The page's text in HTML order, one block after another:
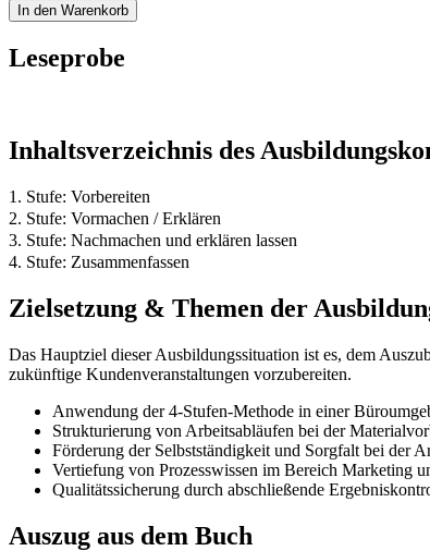
In den Warenkorb
Leseprobe
Inhaltsverzeichnis des
1. Stufe: Vorbereiten
2. Stufe: Vormachen / Erklären
3. Stufe: Nachmachen und erklären lassen
4. Stufe: Zusammenfassen
Zielsetzung & Themen der
Das Hauptziel dieser Ausbildungssituation ist es, dem
zukünftige Kundenveranstaltungen vorzubereiten.
Anwendung der 4-Stufen-Methode in einer
Strukturierung von Arbeitsabläufen bei der
Förderung der Selbstständigkeit und Sorgfalt bei der
Vertiefung von Prozesswissen im Bereich Marketing
Qualitätssicherung durch abschließende
Auszug aus dem Buch